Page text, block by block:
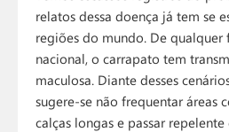
relatos dessa doença já tem se
regiões do mundo. De qualquer
nacional, o carrapato tem
maculosa. Diante desses
sugere-se não frequentar áreas
calças longas e passar